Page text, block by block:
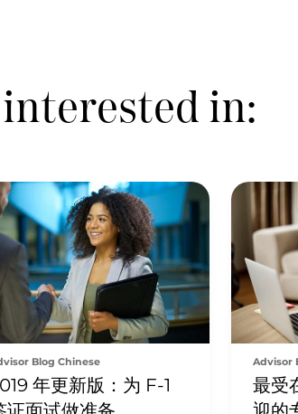
in:
Blog Chinese
年更新版：为 F-1
Advisor
最受